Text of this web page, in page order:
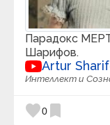
Парадокс
Шарифов.
Artur
Интеллект и
favorite0 bookmark